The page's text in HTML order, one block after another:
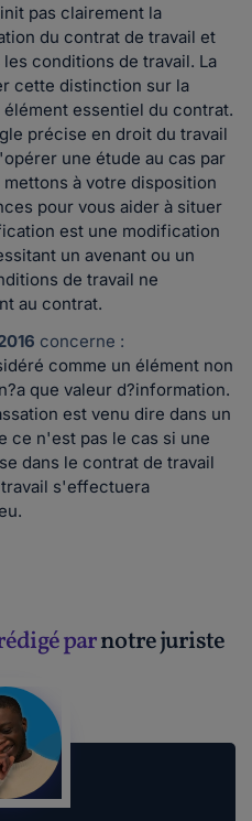
pas clairement la
du contrat de travail et
conditions de travail. La
cette distinction sur la
essentiel du contrat.
précise en droit du travail
une étude au cas par
à votre disposition
pour vous aider à situer
est une modification
un avenant ou un
de travail ne
au contrat.
concerne :
comme un élément non
que valeur d?information.
est venu dire dans un
ce n'est pas le cas si une
dans le contrat de travail
s'effectuera
parnotre juriste